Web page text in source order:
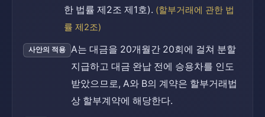
한 법률 제2조 제1호). (할부거래에 관한 법
률 제2조)
사안의 적용
A는 대금을 20개월간 20회에 걸쳐 분할
지급하고 대금 완납 전에 승용차를 인도
받았으므로, A와 B의 계약은 할부거래법
상 할부계약에 해당한다.